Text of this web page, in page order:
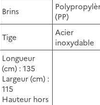
Brins
(PP)
Tige
Acier
inoxydable
Longueur
(cm) : 135
Largeur (cm) :
115
Hauteur hors